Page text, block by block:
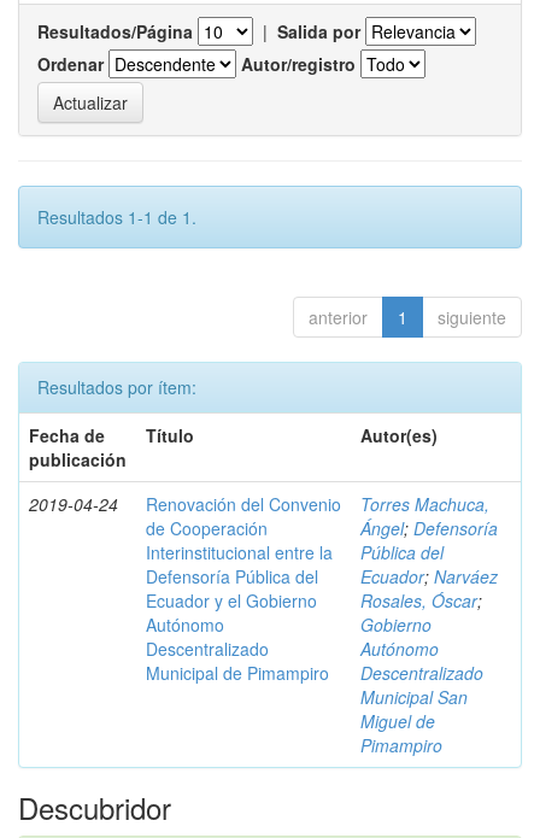
Resultados/Página | Salida por
Ordenar
Autor/registro
Resultados 1-1 de 1.
anterior 1 siguiente
Resultados por ítem:
Fecha de
publicación
Título Autor(es)
2019-04-24
Renovación del Convenio
de Cooperación
Interinstitucional entre la
Defensoría Pública del
Ecuador y el Gobierno
Autónomo
Descentralizado
Municipal de Pimampiro
Torres Machuca,
Ángel; Defensoría
Pública del
Ecuador; Narváez
Rosales, Óscar;
Gobierno
Autónomo
Descentralizado
Municipal San
Miguel de
Pimampiro
Descubridor